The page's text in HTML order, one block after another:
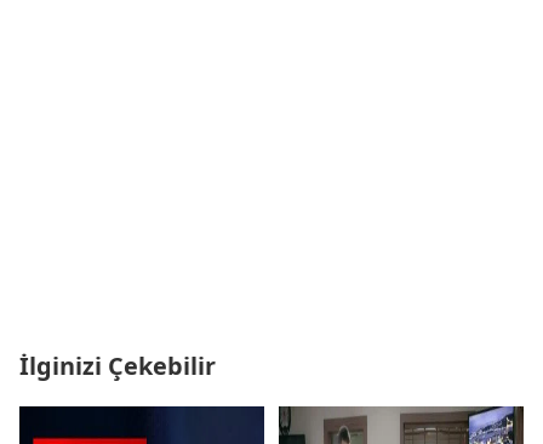
İlginizi Çekebilir